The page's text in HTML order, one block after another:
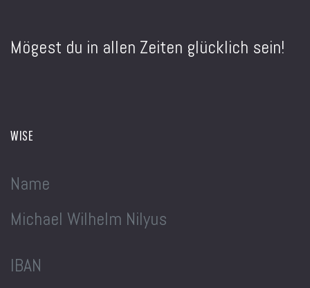
Mögest du in allen Zeiten glücklich sein!
WISE
Name
Michael Wilhelm Nilyus
IBAN